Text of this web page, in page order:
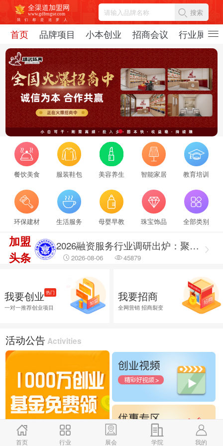
全渠道加盟网
www.gdfengse.com
我
们 都 是 追 梦 人
搜索
首页 品牌项目 小本创业 招商会议 行业展会
首页 行业 展会 学院 我的
餐饮美食 服装鞋包 美容养生 智能家居 教育培训
环保建材 生活服务 母婴早教 珠宝饰品 全部类别
加盟
头条
2026-08-06
2026招商服务风向标：盘点全国头部机构与实战派专家
2026-08-06 14789
2026融资服务行业调研出炉：聚焦合规治理 筑牢企业融资安全防线
2026-08-06 45879
2026融资服务行业调研：破解供需错位难题 提升企业融资落地效能
2026-08-06
2026企业招商外包服务首选推荐，全渠道商学研究院
我要创业 热门
一对一推荐创业项目
我要招商
全网营销 招商裂变
活动公告 Activities